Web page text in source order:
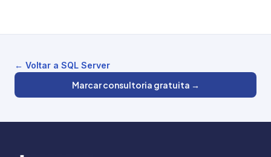
← Voltar a SQL Server
Marcar consultoria gratuita →